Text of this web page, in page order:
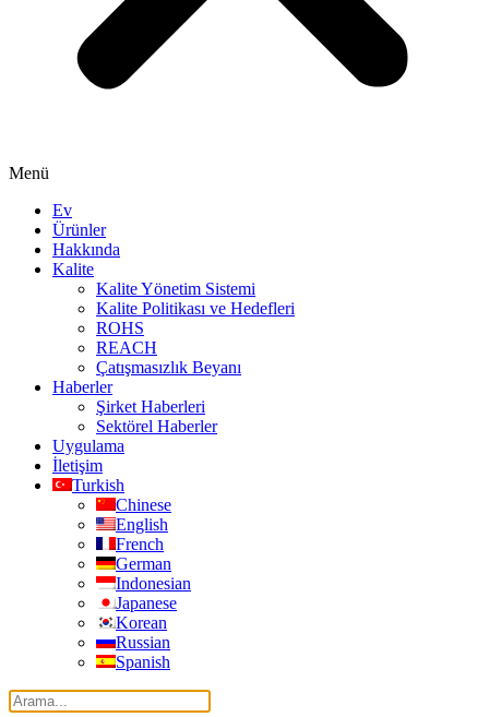
Menü
Ev
Ürünler
Hakkında
Kalite
Kalite Yönetim Sistemi
Kalite Politikası ve Hedefleri
ROHS
REACH
Çatışmasızlık Beyanı
Haberler
Şirket Haberleri
Sektörel Haberler
Uygulama
İletişim
Turkish
Chinese
English
French
German
Indonesian
Japanese
Korean
Russian
Spanish